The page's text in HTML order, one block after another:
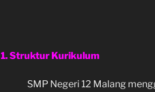
1. Struktur Kurikulum
SMP Negeri 12 Malang